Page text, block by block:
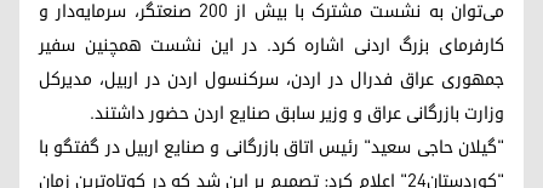
می‌توان به نشست مشترک با بیش از ۲۰۰ صنعتگر، سرمایه‌دار و
کارفرمای بزرگ اردنی اشاره کرد. در این نشست همچنین سفیر
جمهوری عراق فدرال در اردن، سرکنسول اردن در اربیل، مدیرکل
وزارت بازرگانی عراق و وزیر سابق صنایع اردن حضور داشتند.
"گیلان حاجی سعید" رئیس اتاق بازرگانی و صنایع اربیل در گفتگو با